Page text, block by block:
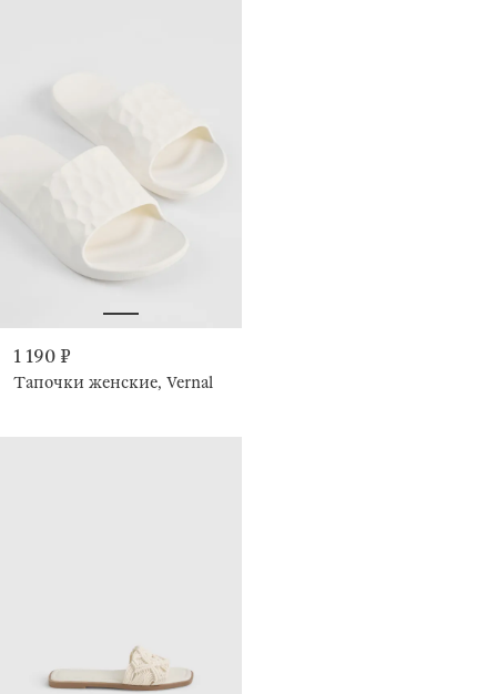
1 190 ₽
Тапочки женские, Vernal